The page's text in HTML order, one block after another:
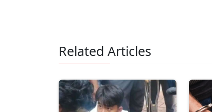
Related Articles